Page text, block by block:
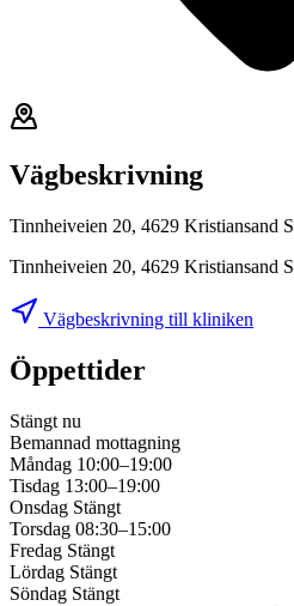
Vägbeskrivning
Tinnheiveien 20, 4629 Kristiansand S
Tinnheiveien 20, 4629 Kristiansand S
Vägbeskrivning till kliniken
Öppettider
Stängt nu
Bemannad mottagning
Måndag 10:00–19:00
Tisdag 13:00–19:00
Onsdag Stängt
Torsdag 08:30–15:00
Fredag Stängt
Lördag Stängt
Söndag Stängt